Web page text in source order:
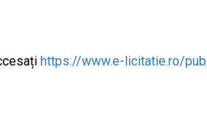
https://www.e-licitatie.ro/